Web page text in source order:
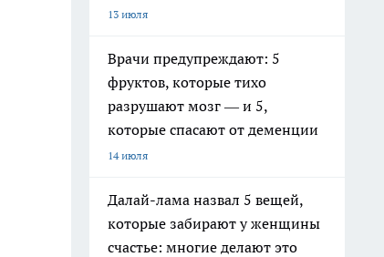
13 июля
Врачи предупреждают: 5
фруктов, которые тихо
разрушают мозг — и 5,
которые спасают от деменции
14 июля
Далай-лама назвал 5 вещей,
которые забирают у женщины
счастье: многие делают это